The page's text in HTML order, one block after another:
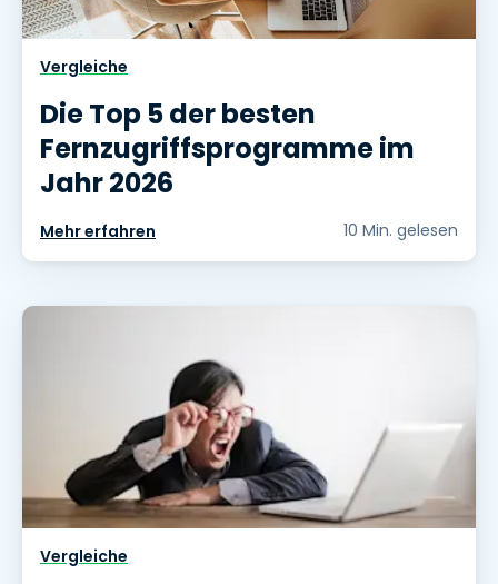
Vergleiche
Die Top 5 der besten
Fernzugriffsprogramme im
Jahr 2026
Mehr erfahren 10 Min. gelesen
Vergleiche